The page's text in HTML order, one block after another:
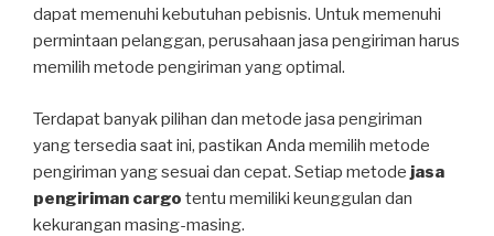
dapat memenuhi kebutuhan pebisnis. Untuk memenuhi
permintaan pelanggan, perusahaan jasa pengiriman harus
memilih metode pengiriman yang optimal.
Terdapat banyak pilihan dan metode jasa pengiriman
yang tersedia saat ini, pastikan Anda memilih metode
pengiriman yang sesuai dan cepat. Setiap metode jasa
pengiriman cargo tentu memiliki keunggulan dan
kekurangan masing-masing.